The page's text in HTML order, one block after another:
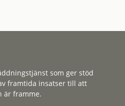
som ger stöd
framtida insatser till att
är framme.